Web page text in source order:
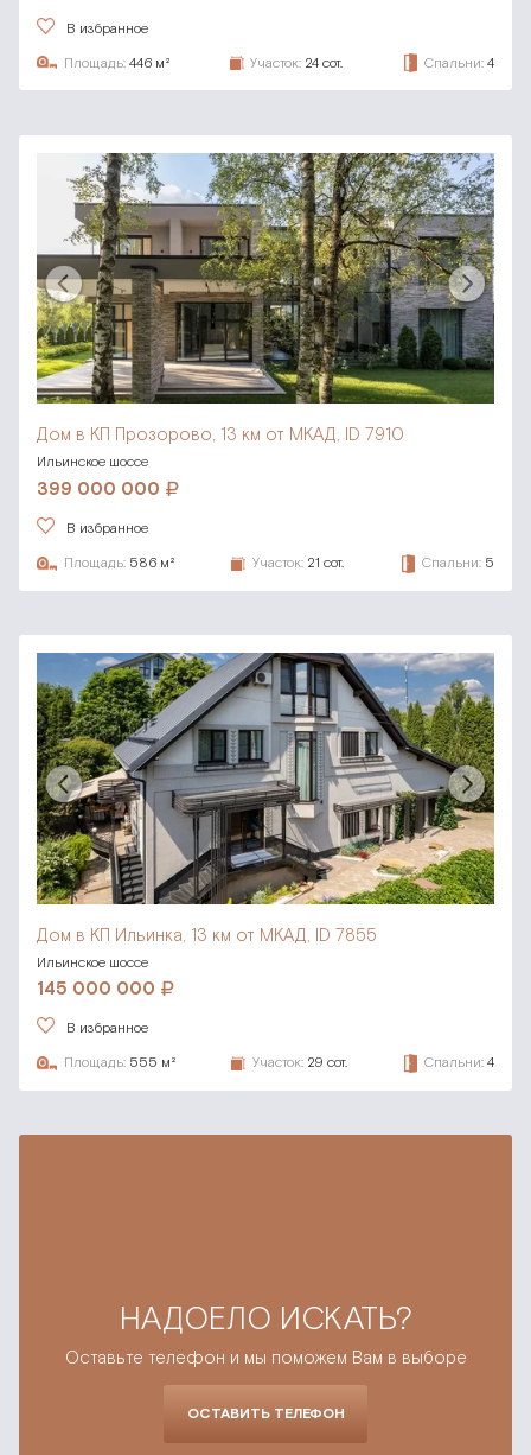
В избранное
Площадь: 446 м² Участок: 24 сот. Спальни: 4
Дом в КП Прозорово, 13 км от МКАД, ID 7910
Ильинское шоссе
399 000 000
В избранное
Площадь: 586 м² Участок: 21 сот. Спальни: 5
Дом в КП Ильинка, 13 км от МКАД, ID 7855
Ильинское шоссе
145 000 000
В избранное
Площадь: 555 м² Участок: 29 сот. Спальни: 4
НАДОЕЛО ИСКАТЬ?
Оставьте телефон и мы поможем Вам в выборе
ОСТАВИТЬ ТЕЛЕФОН